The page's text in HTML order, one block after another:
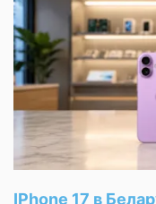
разрешение
Беспроводная
зарядка
Обратная
беспроводная
зарядка
Быстрая зарядка
Оставить
отзыв
Ваша
оценка
Ваше
IPhone 17 в